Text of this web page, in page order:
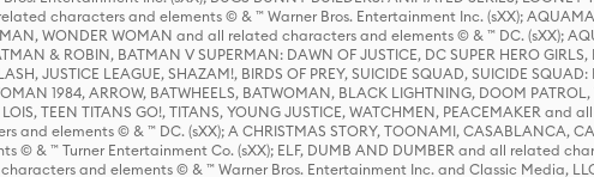
characters and elements © & ™ Warner Bros. Entertainment Inc. (sXX);
WONDER WOMAN and all related characters and elements © & ™ DC. (sXX);
& ROBIN, BATMAN V SUPERMAN: DAWN OF JUSTICE, DC SUPER HERO
JUSTICE LEAGUE, SHAZAM!, BIRDS OF PREY, SUICIDE SQUAD, SUICIDE SQUAD:
1984, ARROW, BATWHEELS, BATWOMAN, BLACK LIGHTNING, DOOM PATROL,
TEEN TITANS GO!, TITANS, YOUNG JUSTICE, WATCHMEN, PEACEMAKER
elements © & ™ DC. (sXX); A CHRISTMAS STORY, TOONAMI, CASABLANCA,
© & ™ Turner Entertainment Co. (sXX); ELF, DUMB AND DUMBER and all related
and elements © & ™ Warner Bros. Entertainment Inc. and Classic Media,